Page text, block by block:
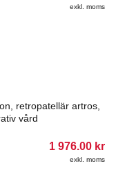
exkl. moms
retropatellär artros,
vård
1 976.00 kr
exkl. moms